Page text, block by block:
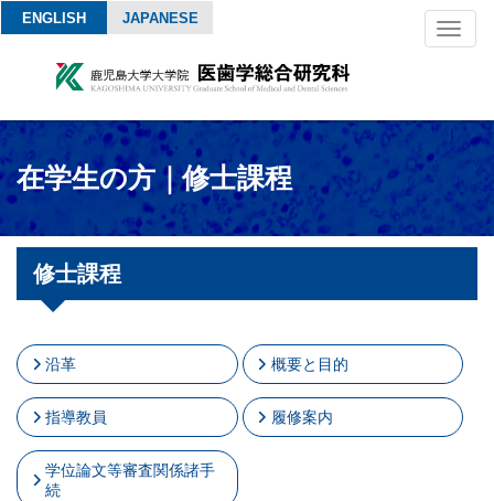
ENGLISH JAPANESE
在学生の方｜修士課程
修士課程
沿革 概要と目的
指導教員 履修案内
学位論文等審査関係諸手
続